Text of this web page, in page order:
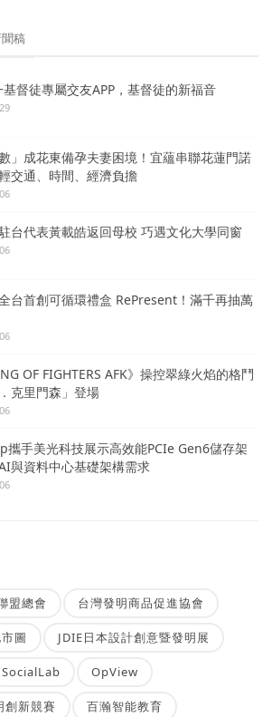
稿
基督徒專屬交友APP，基督徒的新福音
數」成花東備孕夫妻困境！宜蘊串聯花蓮門諾
交通、時間、經濟負擔
台代表黃載皓返回母校 巧遇文化大學同窗
台首創可循環禮盒 RePresent！滿千再抽萬
OF FIGHTERS AFK》操控翠綠火焰的格鬥
克里門森」登場
手美光科技展示高效能PCIe Gen6儲存架
與資料中心基礎架構需求
盟總會 台灣發明商品促進協會
圖 JDIE日本設計創意暨發明展
SocialLab OpView
創新競賽 百瀚智能教育